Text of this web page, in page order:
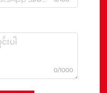
0/1000